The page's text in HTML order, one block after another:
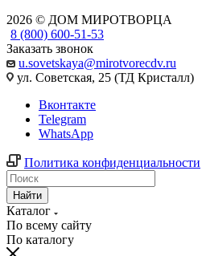
2026 © ДОМ МИРОТВОРЦА
8 (800) 600-51-53
Заказать звонок
u.sovetskaya@mirotvorecdv.ru
ул. Советская, 25 (ТД Кристалл)
Вконтакте
Telegram
WhatsApp
Политика конфиденциальности
Найти
Каталог
По всему сайту
По каталогу